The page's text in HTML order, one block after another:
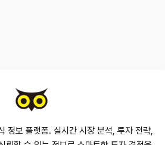
정보 플랫폼. 실시간 시장 분석, 투자 전략,